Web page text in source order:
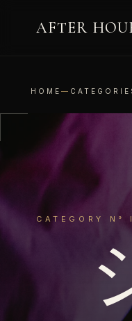
HOME —
CATEGORY N°
AFTER